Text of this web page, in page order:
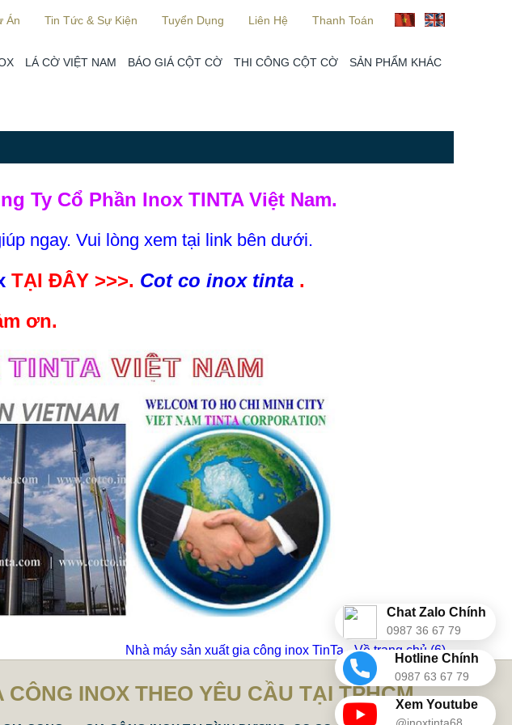
Án Tin Tức & Sự Kiện Tuyển Dụng Liên Hệ Thanh Toán
LÁ CỜ VIỆT NAM BÁO GIÁ CỘT CỜ THI CÔNG CỘT CỜ SẢN PHẨM KHÁC
Chat Zalo Chính
0987 36 67 79
Hotline Chính
0987 63 67 79
Xem Youtube
@inoxtinta68
Ty Cổ Phần Inox TINTA Việt Nam.
ngay. Vui lòng xem tại link bên dưới.
TẠI ĐÂY >>>. Cot co inox tinta.
ơn.
Nhà máy sản xuất gia công inox TinTa - Về trang chủ (6)
INOX THEO YÊU CẦU TẠI TPHCM